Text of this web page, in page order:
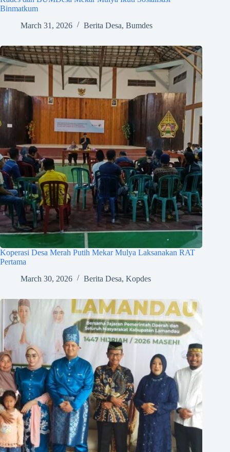
Binmatkum
March 31, 2026
Berita Desa, Bumdes
Koperasi Desa Merah Putih Mekar Mulya Laksanakan RAT
Pertama
March 30, 2026
Berita Desa, Kopdes